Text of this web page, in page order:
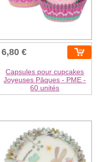
6,80 €
Capsules pour cupcakes
Joyeuses Pâques - PME -
60 unités